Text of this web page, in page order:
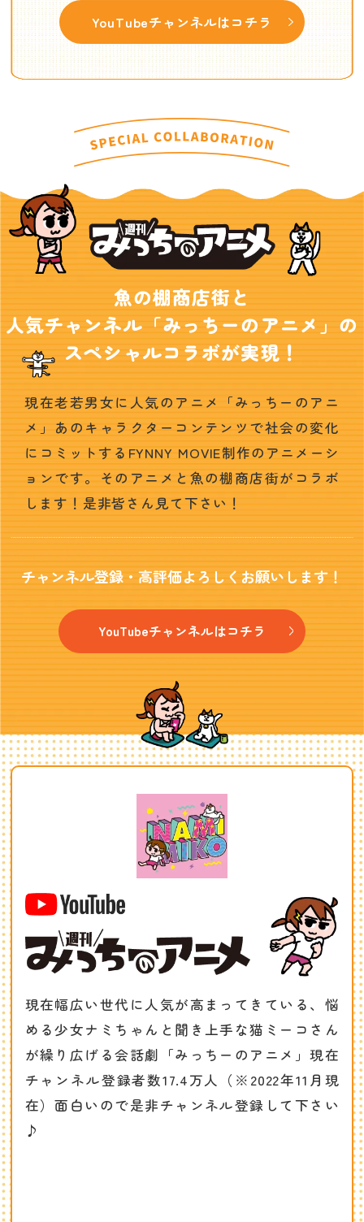
YouTubeチャンネルはコチラ
魚の棚商店街と
人気チャンネル「みっちーのアニメ」の
スペシャルコラボが実現！
現在老若男女に人気のアニメ「みっちーのアニ
メ」あのキャラクターコンテンツで社会の変化
にコミットするFYNNY MOVIE制作のアニメーシ
ョンです。そのアニメと魚の棚商店街がコラボ
します！是非皆さん見て下さい！
チャンネル登録・高評価よろしくお願いします！
YouTubeチャンネルはコチラ
現在幅広い世代に人気が高まってきている、悩
める少女ナミちゃんと聞き上手な猫ミーコさん
が繰り広げる会話劇「みっちーのアニメ」現在
チャンネル登録者数17.4万人（※2022年11月現
在）面白いので是非チャンネル登録して下さい
♪